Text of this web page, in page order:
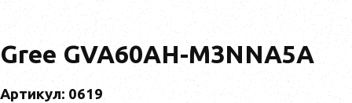
Gree GVA60AH-M3NNA5A
Артикул: 0619